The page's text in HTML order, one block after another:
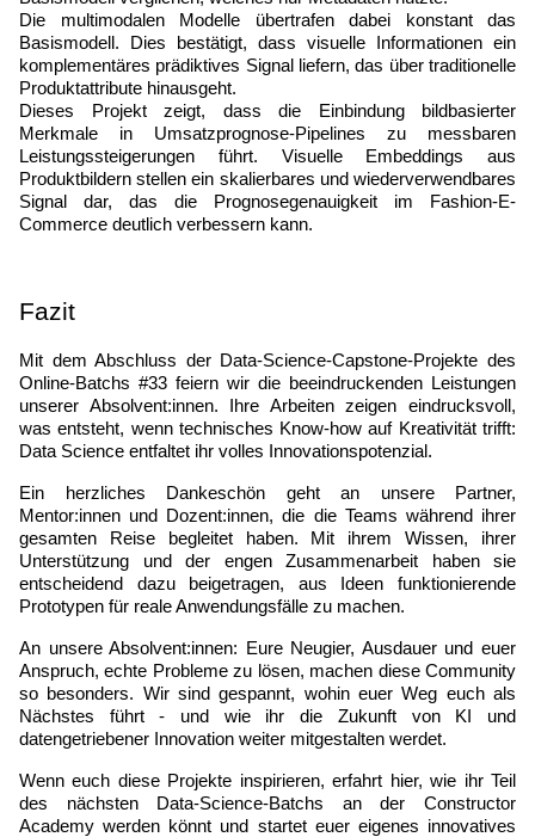
Die multimodalen Modelle übertrafen dabei konstant das
Basismodell. Dies bestätigt, dass visuelle Informationen ein
komplementäres prädiktives Signal liefern, das über traditionelle
Produktattribute hinausgeht.
Dieses Projekt zeigt, dass die Einbindung bildbasierter
Merkmale in Umsatzprognose-Pipelines zu messbaren
Leistungssteigerungen führt. Visuelle Embeddings aus
Produktbildern stellen ein skalierbares und wiederverwendbares
Signal dar, das die Prognosegenauigkeit im Fashion-E-
Commerce deutlich verbessern kann.
Fazit
Mit dem Abschluss der Data-Science-Capstone-Projekte des
Online-Batchs #33 feiern wir die beeindruckenden Leistungen
unserer Absolvent:innen. Ihre Arbeiten zeigen eindrucksvoll,
was entsteht, wenn technisches Know-how auf Kreativität trifft:
Data Science entfaltet ihr volles Innovationspotenzial.
Ein herzliches Dankeschön geht an unsere Partner,
Mentor:innen und Dozent:innen, die die Teams während ihrer
gesamten Reise begleitet haben. Mit ihrem Wissen, ihrer
Unterstützung und der engen Zusammenarbeit haben sie
entscheidend dazu beigetragen, aus Ideen funktionierende
Prototypen für reale Anwendungsfälle zu machen.
An unsere Absolvent:innen: Eure Neugier, Ausdauer und euer
Anspruch, echte Probleme zu lösen, machen diese Community
so besonders. Wir sind gespannt, wohin euer Weg euch als
Nächstes führt - und wie ihr die Zukunft von KI und
datengetriebener Innovation weiter mitgestalten werdet.
Wenn euch diese Projekte inspirieren, erfahrt hier, wie ihr Teil
des nächsten Data-Science-Batchs an der Constructor
Academy werden könnt und startet euer eigenes innovatives